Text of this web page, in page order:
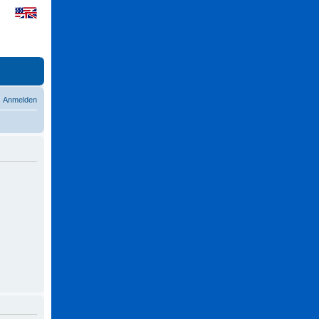
Anmelden